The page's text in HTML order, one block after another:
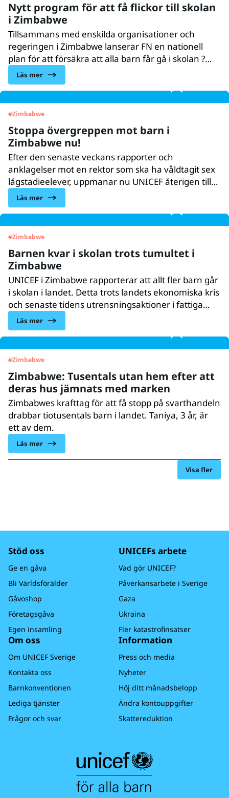
Nytt program för att få flickor till skolan
i Zimbabwe
Tillsammans med enskilda organisationer och
regeringen i Zimbabwe lanserar FN en nationell
plan för att försäkra att alla barn får gå i skolan ?
och att även flickorna får gå kvar. I det banbrytande
projektet bidrar svenska SIDA, tillsammans med bl a
Europakommissionen och de japanska och nya
Läs mer
#Zimbabwe
Stoppa övergreppen mot barn i
Zimbabwe nu!
Efter den senaste veckans rapporter och
anklagelser mot en rektor som ska ha våldtagit sex
lågstadieelever, uppmanar nu UNICEF återigen till
protest mot all typ av övergrepp mot barn.
Läs mer
#Zimbabwe
Barnen kvar i skolan trots tumultet i
Zimbabwe
UNICEF i Zimbabwe rapporterar att allt fler barn går
i skolan i landet. Detta trots landets ekonomiska kris
och senaste tidens utrensningsaktioner i fattiga
bostadsområden. UNICEF bevakar situationen och
försöker få ännu fler barn till skolan.
Läs mer
#Zimbabwe
Zimbabwe: Tusentals utan hem efter att
deras hus jämnats med marken
Zimbabwes krafttag för att få stopp på svarthandeln
drabbar tiotusentals barn i landet. Taniya, 3 år, är
ett av dem.
Läs mer
Visa fler
Stöd oss
Ge en gåva
Bli Världsförälder
Gåvoshop
Företagsgåva
Egen insamling
UNICEFs arbete
Vad gör UNICEF?
Påverkansarbete i Sverige
Gaza
Ukraina
Fler katastrofinsatser
Om oss
Om UNICEF Sverige
Kontakta oss
Barnkonventionen
Lediga tjänster
Frågor och svar
Information
Press och media
Nyheter
Höj ditt månadsbelopp
Ändra kontouppgifter
Skattereduktion